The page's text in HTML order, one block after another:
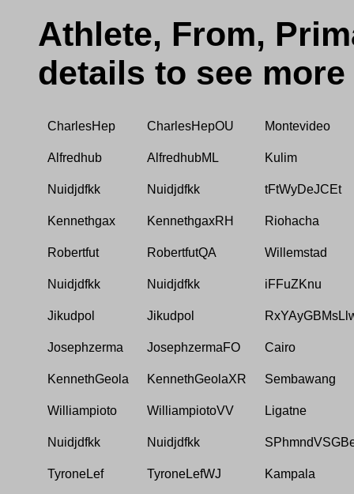
Athlete, From,
details to see more
CharlesHep CharlesHepOU Montevideo
Alfredhub AlfredhubML Kulim
Nuidjdfkk Nuidjdfkk tFtWyDeJCEt
Kennethgax KennethgaxRH Riohacha
Robertfut RobertfutQA Willemstad
Nuidjdfkk Nuidjdfkk iFFuZKnu
Jikudpol Jikudpol
Josephzerma JosephzermaFO Cairo
KennethGeola KennethGeolaXR Sembawang
Williampioto WilliampiotoVV Ligatne
Nuidjdfkk Nuidjdfkk
TyroneLef TyroneLefWJ Kampala